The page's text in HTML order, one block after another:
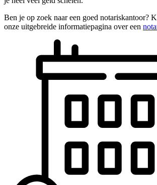
Ben je op zoek naar een goed notariskantoor?
onze uitgebreide informatiepagina over een